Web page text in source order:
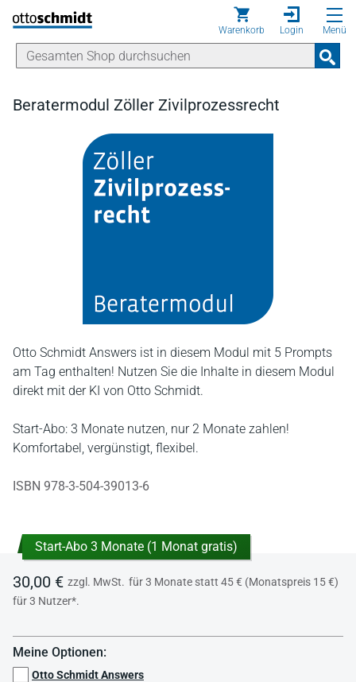
Direkt zum Inhalt
Warenkorb Login Menü
Beratermodul Zöller Zivilprozessrecht
Otto Schmidt Answers ist in diesem Modul mit 5 Prompts
am Tag enthalten! Nutzen Sie die Inhalte in diesem Modul
direkt mit der KI von Otto Schmidt.
Start-Abo: 3 Monate nutzen, nur 2 Monate zahlen!
Komfortabel, vergünstigt, flexibel.
ISBN 978-3-504-39013-6
Start-Abo 3 Monate (1 Monat gratis)
30,00 € zzgl. MwSt. für 3 Monate statt 45 € (Monatspreis 15 €)
für 3 Nutzer*.
Meine Optionen:
Otto Schmidt Answers